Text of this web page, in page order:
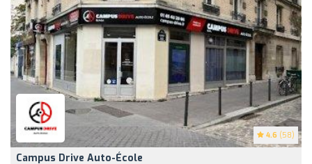
4.6 (58)
Campus Drive Auto-École